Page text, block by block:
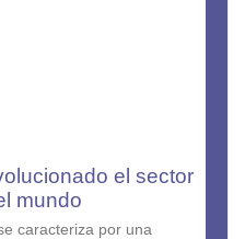
el sector
mundo
caracteriza por una